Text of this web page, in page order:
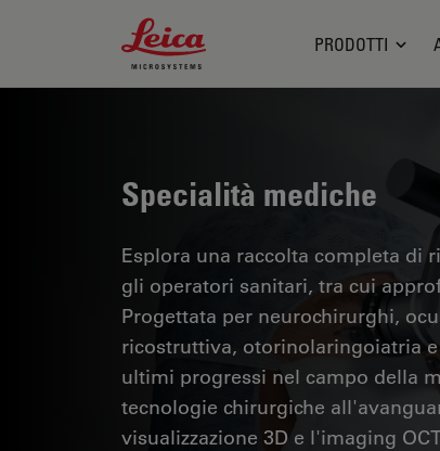
Leica Microsystems Logo
PRODOTTI
Specialità mediche
Esplora una raccolta completa di
gli operatori sanitari, tra cui
Progettata per neurochirurghi,
ricostruttiva, otorinolaringoiatria
ultimi progressi nel campo della
tecnologie chirurgiche
visualizzazione 3D e l'imaging